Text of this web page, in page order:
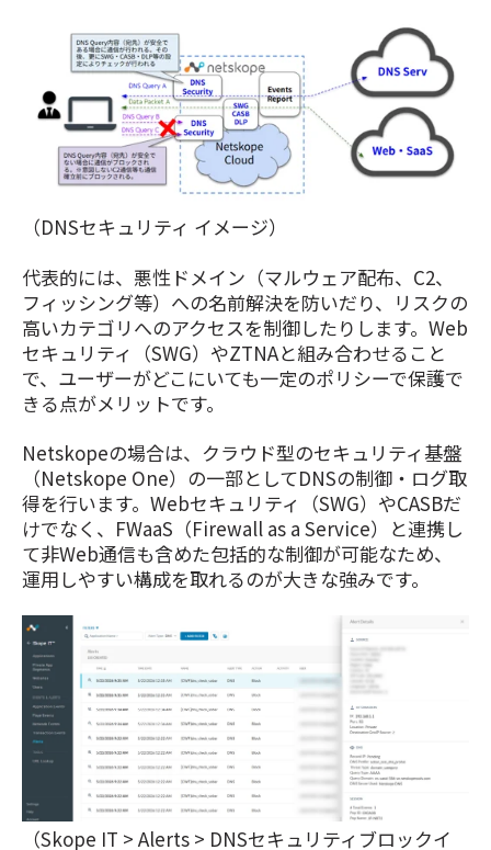
（DNSセキュリティ イメージ）
代表的には、悪性ドメイン（マルウェア配布、C2、
フィッシング等）への名前解決を防いだり、リスクの
高いカテゴリへのアクセスを制御したりします。 Web
セキュリティ（SWG）やZTNAと組み合わせること
で、ユーザーがどこにいても一定のポリシーで保護で
きる点がメリットです。
Netskopeの場合は、クラウド型のセキュリティ基盤
（Netskope One）の一部としてDNSの制御・ログ取
得を行います。Webセキュリティ（SWG）やCASBだ
けでなく、FWaaS（Firewall as a Service）と連携し
て非Web通信も含めた包括的な制御が可能なため、
運用しやすい構成を取れるのが大きな強みです。
（Skope IT > Alerts > DNSセキュリティブロックイ